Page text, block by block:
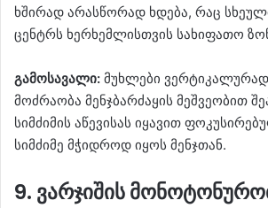
ხშირად არასწორად ხდება, რაც
ცენტრს ხერხემლისთვის სახიფათო
გამოსავალი: მუხლები
მოძრაობა მენჯბარძაყის მეშვეობით
სიმძიმის აწევისას იყავით
სიმძიმე მჭიდროდ იყოს მენჯთან.
9. ვარჯიშის